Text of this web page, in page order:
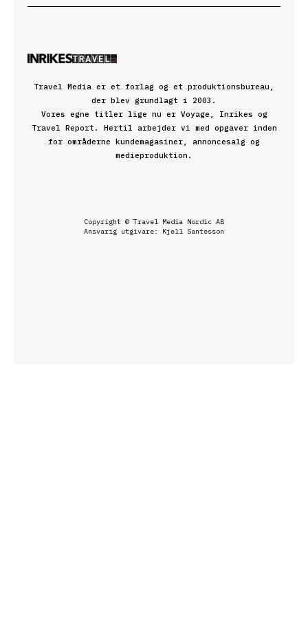
Travel Media er et forlag og et produktionsbureau,
der blev grundlagt i 2003.
Vores egne titler lige nu er Voyage, Inrikes og
Travel Report. Hertil arbejder vi med opgaver inden
for områderne kundemagasiner, annoncesalg og
medieproduktion.
Copyright © Travel Media Nordic AB
Ansvarig utgivare: Kjell Santesson